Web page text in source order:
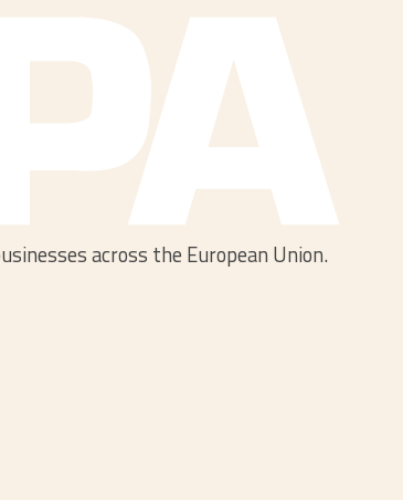
across the European Union.